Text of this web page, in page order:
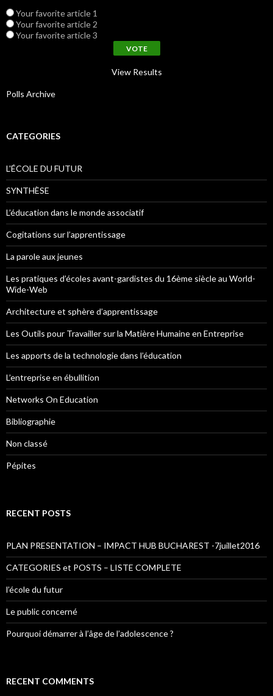
Your favorite article 1
Your favorite article 2
Your favorite article 3
View Results
Polls Archive
CATEGORIES
L'ÉCOLE DU FUTUR
SYNTHÈSE
L’éducation dans le monde associatif
Cogitations sur l’apprentissage
La parole aux jeunes
Les pratiques d’écoles avant-gardistes du 16ème siècle au World-
Wide-Web
Architecture et sphère d’apprentissage
Les Outils pour Travailler sur la Matière Humaine en Entreprise
Les apports de la technologie dans l’éducation
L’entreprise en ébullition
Networks On Education
Bibliographie
Non classé
Pépites
RECENT POSTS
PLAN PRESENTATION – IMPACT HUB BUCHAREST -7juillet2016
CATEGORIES et POSTS – LISTE COMPLETE
l’école du futur
Le public concerné
Pourquoi démarrer à l’âge de l’adolescence ?
RECENT COMMENTS